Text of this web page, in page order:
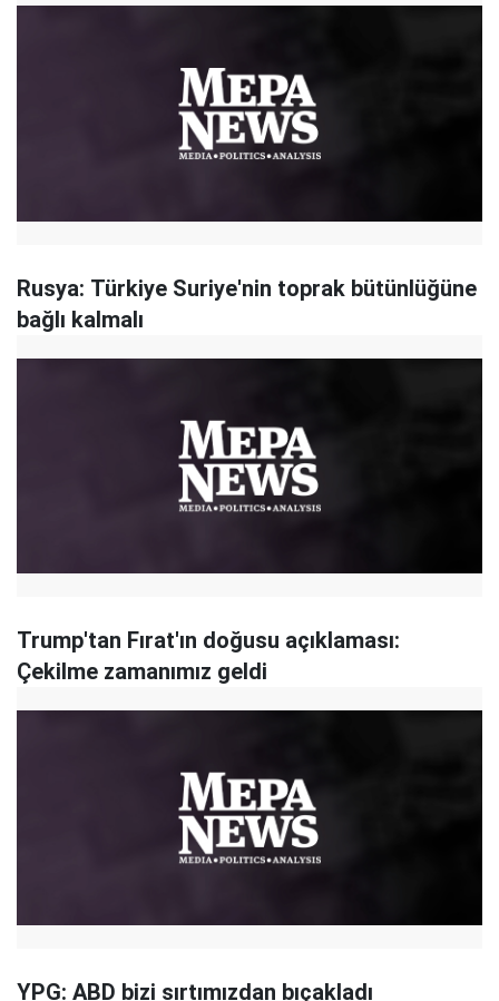
Rusya: Türkiye Suriye'nin toprak bütünlüğüne
bağlı kalmalı
Trump'tan Fırat'ın doğusu açıklaması:
Çekilme zamanımız geldi
YPG: ABD bizi sırtımızdan bıçakladı